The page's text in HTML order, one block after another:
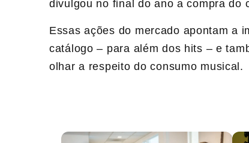
divulgou no final do ano a compra do
Essas ações do mercado apontam a
catálogo – para além dos hits – e
olhar a respeito do consumo musical.